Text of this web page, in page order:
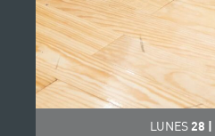
LUNES 28 |